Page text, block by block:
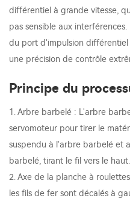
différentiel à grande vitesse,
pas sensible aux
du port d'impulsion
une précision de contrôle
Principe du
1. Arbre barbelé : L'arbre
servomoteur pour tirer le
suspendu à l'arbre barbelé et
barbelé, tirant le fil vers le haut.
2. Axe de la planche à
les fils de fer sont décalés à